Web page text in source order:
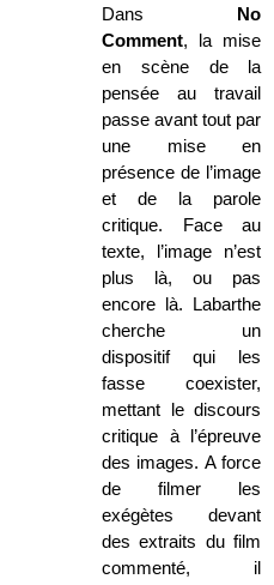
Dans No
Comment, la mise
en scène de la
pensée au travail
passe avant tout par
une mise en
présence de l’image
et de la parole
critique. Face au
texte, l’image n’est
plus là, ou pas
encore là. Labarthe
cherche un
dispositif qui les
fasse coexister,
mettant le discours
critique à l’épreuve
des images. A force
de filmer les
exégètes devant
des extraits du film
commenté, il